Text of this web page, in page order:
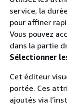
service, la
pour affiner
Vous pouvez
dans la partie
Sélectionner
Cet éditeur
portée. Ces
ajoutés via